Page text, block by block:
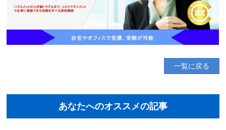
一覧に戻る
あなたへのオススメの記事